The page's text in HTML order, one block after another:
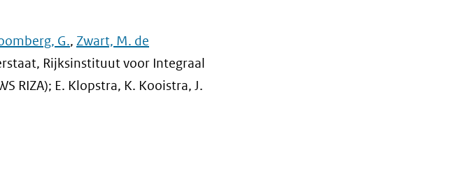
G., Zwart, M. de
Rijksinstituut voor Integraal
RIZA); E. Klopstra, K. Kooistra, J.